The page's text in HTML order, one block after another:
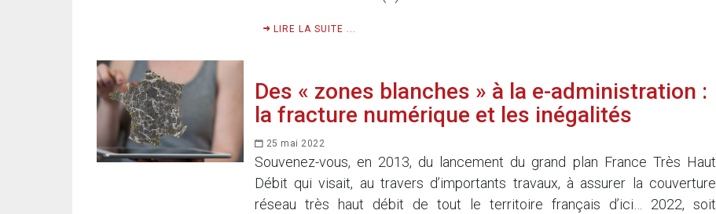
LIRE LA SUITE ...
Des « zones blanches » à la e-administration :
la fracture numérique et les inégalités
25 mai 2022
Souvenez-vous, en 2013, du lancement du grand plan France Très Haut
Débit qui visait, au travers d’importants travaux, à assurer la couverture
réseau très haut débit de tout le territoire français d’ici… 2022, soit